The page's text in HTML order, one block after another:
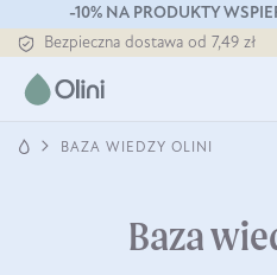
-10% NA PRODUKTY
Bezpieczna dostawa od 7,49 zł
Darmowa dostawa od 199 zł
Tłoczony zawsze na zimno
BAZA WIEDZY OLINI
Baza